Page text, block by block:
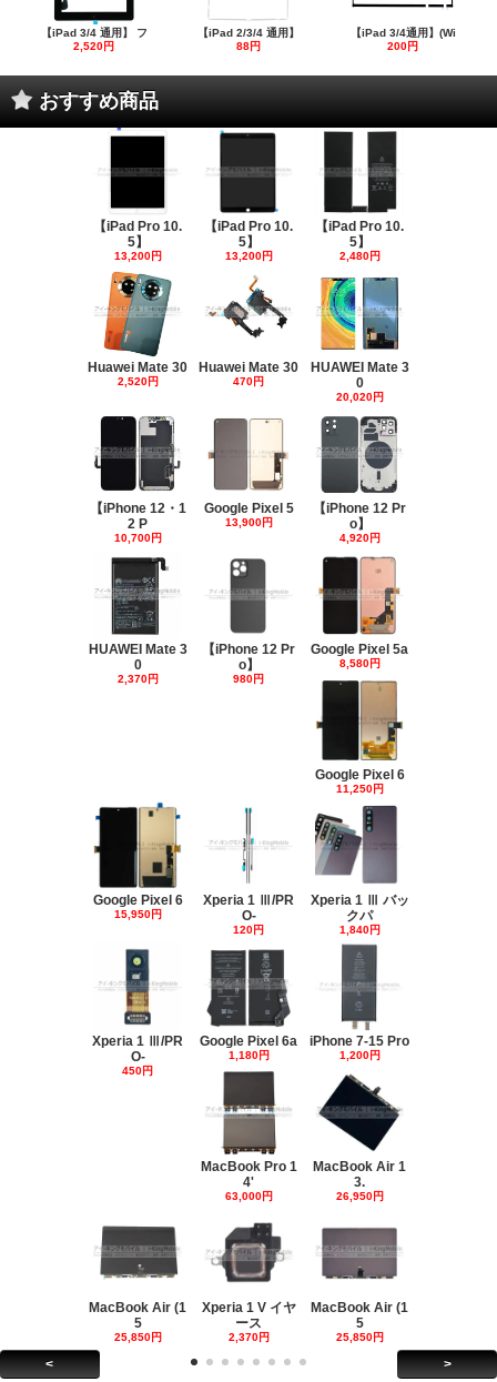
【iPad 3/4 通用】 フ
2,520円
【iPad 2/3/4 通用】
88円
【iPad 3/4通用】(Wi
200円
おすすめ商品
【iPad Pro 10.
5】
13,200円
【iPad Pro 10.
5】
13,200円
【iPad Pro 10.
5】
2,480円
Huawei Mate 30
2,520円
Huawei Mate 30
470円
HUAWEI Mate 3
0
20,020円
【iPhone 12・1
2 P
10,700円
Google Pixel 5
13,900円
【iPhone 12 Pr
o】
4,920円
HUAWEI Mate 3
0
2,370円
【iPhone 12 Pr
o】
980円
Google Pixel 5a
8,580円
Google Pixel 6
11,250円
Google Pixel 6
15,950円
Xperia 1 Ⅲ/PR
O-
120円
Xperia 1 Ⅲ バッ
クパ
1,840円
Xperia 1 Ⅲ/PR
O-
450円
Google Pixel 6a
1,180円
iPhone 7-15 Pro
1,200円
MacBook Pro 1
4'
63,000円
MacBook Air 1
3.
26,950円
MacBook Air (1
5
25,850円
Xperia 1 V イヤ
ース
2,370円
MacBook Air (1
5
25,850円
< >